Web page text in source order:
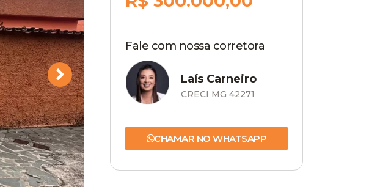
Fale com nossa corretora
Laís Carneiro
CRECI MG 42271
CHAMAR NO WHATSAPP